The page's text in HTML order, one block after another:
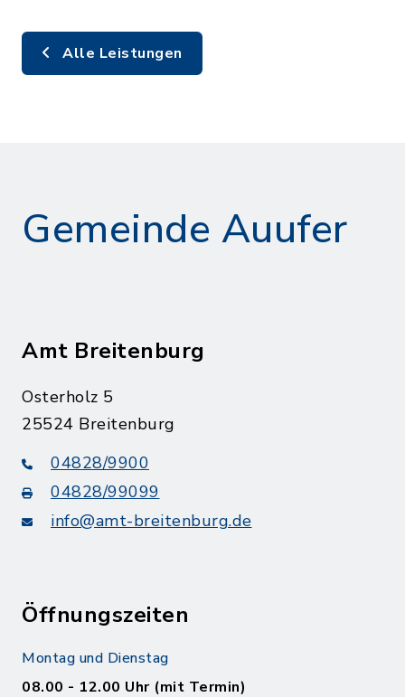
Alle Leistungen
Gemeinde Auufer
Amt Breitenburg
Osterholz 5
25524 Breitenburg
04828/9900
04828/99099
info@amt-breitenburg.de
Öffnungszeiten
Montag und Dienstag
08.00 - 12.00 Uhr (mit Termin)